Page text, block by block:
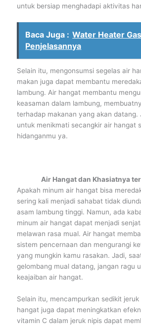
untuk bersiap menghadapi aktivitas
Baca Juga : Water Heater
Penjelasannya
Selain itu, mengonsumsi segelas air
makan juga dapat membantu
lambung. Air hangat membantu
keasaman dalam lambung,
terhadap makanan yang akan datang.
untuk menikmati secangkir air hangat
hidanganmu ya.
Air Hangat dan Khasiatnya
Apakah minum air hangat bisa
sering kali menjadi sahabat tidak
asam lambung tinggi. Namun, ada
minum air hangat dapat menjadi
melawan rasa mual. Air hangat
sistem pencernaan dan mengurangi
yang mungkin kamu rasakan. Jadi,
gelombang mual datang, jangan ragu
keajaiban air hangat.
Selain itu, mencampurkan sedikit
hangat juga dapat meningkatkan
vitamin C dalam jeruk nipis dapat